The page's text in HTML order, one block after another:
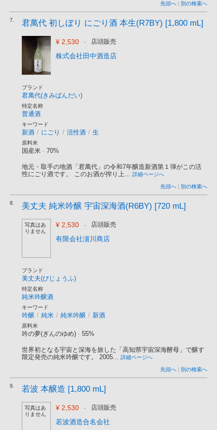
先頭へ | 別の検索へ
7. 君萬代 初しぼり にごり酒 本生(R7BY) [1,800 mL]
¥ 2,530 - 店頭販売
株式会社田中酒造店
ブランド
君萬代(きみばんだい)
特定名称
普通酒
キーワード
新酒 / にごり / 活性酒 / 生
原料米
国産米 - 70%
地元・取手の地酒「君萬代」の令和7年醸造新酒第１弾がこの活
性にごり酒です。 このお酒が搾り上... 詳細ページへ
先頭へ | 別の検索へ
8. 美丈夫 純米吟醸 宇宙深海酒(R6BY) [720 mL]
写真はあ
りません
¥ 2,530 - 店頭販売
有限会社濵川商店
ブランド
美丈夫(びじょうふ)
特定名称
純米吟醸酒
キーワード
吟醸 / 純米 / 純米吟醸 / 新酒
原料米
吟の夢(ぎんのゆめ) - 55%
世界初となる宇宙と深海を旅した「高知県宇宙深海酵母」で醸す
限定発売の純米吟醸です。 2005... 詳細ページへ
先頭へ | 別の検索へ
9. 若波 本醸造 [1,800 mL]
写真はあ
りません
¥ 2,530 - 店頭販売
若波酒造合名会社